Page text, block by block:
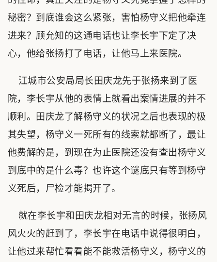
秘密？到底谁会这么紧张，害怕杨守义把他牵连
进来？顾允知的这通电话也让李长宇下定了决
心，他给张扬打了电话，让他马上来医院。
江城市公安局局长田庆龙先于张扬来到了医
院，李长宇从他的表情上就看出案情进展的并不
顺利。田庆龙了解杨守义的状况之后也表现的极
其失望，杨守义一死所有的线索就都断了，最让
他费解的是，到现在为止医院还没有查出杨守义
到底中的是什么毒？也许这个谜底只有等到杨守
义死后，尸检才能揭开了。
就在李长宇和田庆龙相对无言的时候，张扬风
风火火的赶到了，李长宇在电话中说得很明白，
让他过来帮忙看看能不能救活杨守义，杨守义的